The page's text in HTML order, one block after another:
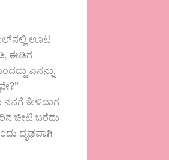
ಊಟ
ಈಡಿಗ
ಏನನ್ನು
ಕೇಳಿದಾಗ
ಚೀಟಿ ಬರೆದು
ದೃಢವಾಗಿ